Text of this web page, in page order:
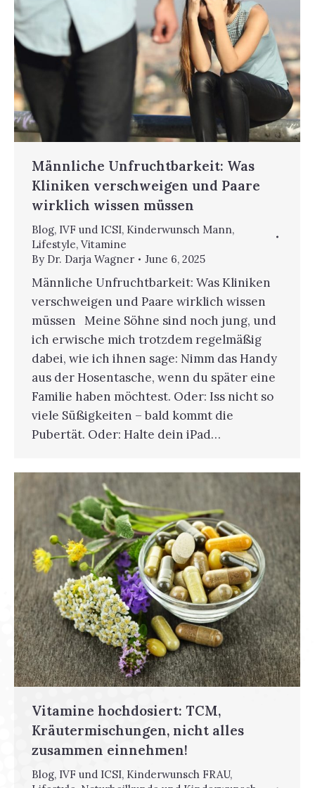
Männliche Unfruchtbarkeit: Was
Kliniken verschweigen und Paare
wirklich wissen müssen
Blog, IVF und ICSI, Kinderwunsch Mann,
Lifestyle, Vitamine
By Dr. Darja Wagner June 6, 2025
Männliche Unfruchtbarkeit: Was Kliniken
verschweigen und Paare wirklich wissen
müssen Meine Söhne sind noch jung, und
ich erwische mich trotzdem regelmäßig
dabei, wie ich ihnen sage: Nimm das Handy
aus der Hosentasche, wenn du später eine
Familie haben möchtest. Oder: Iss nicht so
viele Süßigkeiten – bald kommt die
Pubertät. Oder: Halte dein iPad…
Vitamine hochdosiert: TCM,
Kräutermischungen, nicht alles
zusammen einnehmen!
Blog, IVF und ICSI, Kinderwunsch FRAU,